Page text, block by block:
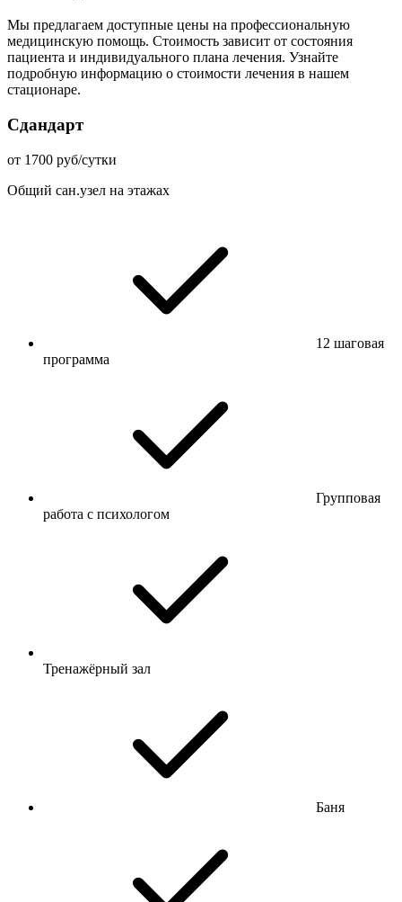
Мы предлагаем доступные цены на профессиональную
медицинскую помощь. Стоимость зависит от состояния
пациента и индивидуального плана лечения. Узнайте
подробную информацию о стоимости лечения в нашем
стационаре.
Сдандарт
от 1700 руб/сутки
Общий сан.узел на этажах
12 шаговая
программа
Групповая
работа с психологом
Тренажёрный зал
Баня